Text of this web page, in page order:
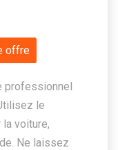
offre
professionnel
le
voiture,
Ne laissez